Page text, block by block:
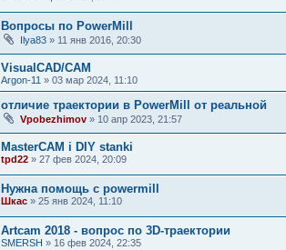
Вопросы по PowerMill
Ilya83 » 11 янв 2016, 20:30
VisualCAD/CAM
Argon-11 » 03 мар 2024, 11:10
отличие траектории в PowerMill от реальной
Vpobezhimov » 10 апр 2023, 21:57
MasterCAM i DIY stanki
tpd22 » 27 фев 2024, 20:09
Нужна помощь с powermill
Шкас » 25 янв 2024, 11:10
Artcam 2018 - вопрос по 3D-траектории
SMERSH » 16 фев 2024, 22:35